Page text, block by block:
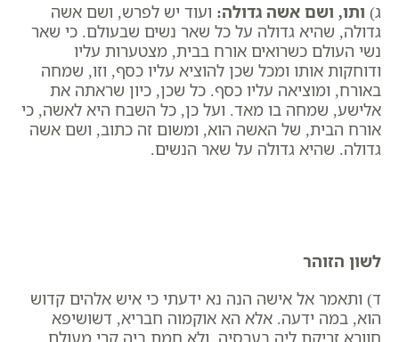
ג) ותו, ושם אשה גדולה: ועוד יש לפרש, ושם אשה
גדולה, שהיא גדולה על כל שאר נשים שבעולם. כי שאר
נשי העולם כשרואים אורח בבית, מצטערות עליו
ודוחקות אותו ומכל שכן להוציא עליו כסף, וזו, שמחה
באורח, ומוציאה עליו כסף. כל שכן, כיון שראתה את
אלישע, שמחה בו מאד. ועל כן, כל השבח היא לאשה, כי
אורח הבית, של האשה הוא, ומשום זה כתוב, ושם אשה
גדולה. שהיא גדולה על שאר הנשים.
לשון הזוהר
ד) ותאמר אל אישה הנה נא ידעתי כי איש אלהים קדוש
הוא, במה ידעה. אלא הא אוקמוה חבריא, דשושיפא
חוורא זריקת ליה בערסיה. ולא חמת ביה קרי מעולם,